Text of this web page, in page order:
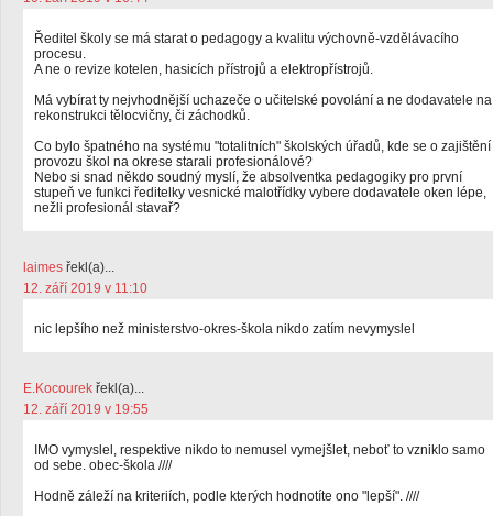
Ředitel školy se má starat o pedagogy a kvalitu výchovně-vzdělávacího
procesu.
A ne o revize kotelen, hasicích přístrojů a elektropřístrojů.
Má vybírat ty nejvhodnější uchazeče o učitelské povolání a ne dodavatele na
rekonstrukci tělocvičny, či záchodků.
Co bylo špatného na systému "totalitních" školských úřadů, kde se o zajištění
provozu škol na okrese starali profesionálové?
Nebo si snad někdo soudný myslí, že absolventka pedagogiky pro první
stupeň ve funkci ředitelky vesnické malotřídky vybere dodavatele oken lépe,
nežli profesionál stavař?
laimes řekl(a)...
12. září 2019 v 11:10
nic lepšího než ministerstvo-okres-škola nikdo zatím nevymyslel
E.Kocourek řekl(a)...
12. září 2019 v 19:55
IMO vymyslel, respektive nikdo to nemusel vymejšlet, neboť to vzniklo samo
od sebe. obec-škola ////
Hodně záleží na kriteriích, podle kterých hodnotíte ono "lepší". ////